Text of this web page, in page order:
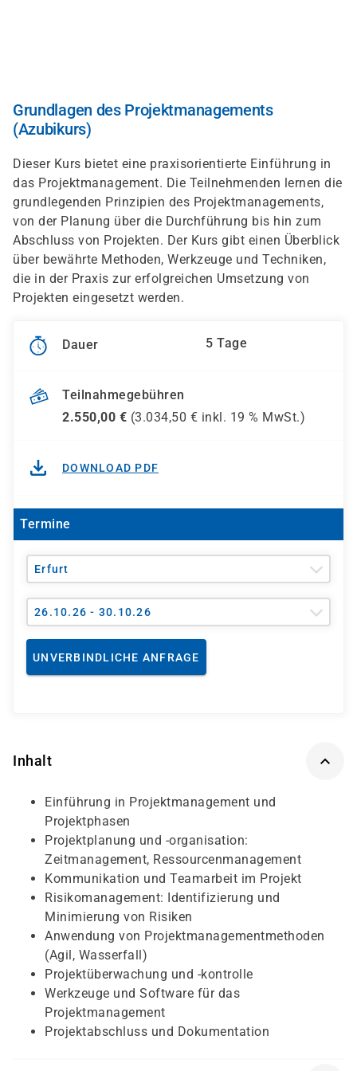
Grundlagen des Projektmanagements
(Azubikurs)
Dieser Kurs bietet eine praxisorientierte Einführung in
das Projektmanagement. Die Teilnehmenden lernen die
grundlegenden Prinzipien des Projektmanagements,
von der Planung über die Durchführung bis hin zum
Abschluss von Projekten. Der Kurs gibt einen Überblick
über bewährte Methoden, Werkzeuge und Techniken,
die in der Praxis zur erfolgreichen Umsetzung von
Projekten eingesetzt werden.
Dauer 5 Tage
Teilnahmegebühren
2.550,00 € (3.034,50 € inkl. 19 % MwSt.)
DOWNLOAD PDF
Termine
Erfurt
26.10.26 - 30.10.26
UNVERBINDLICHE ANFRAGE
Inhalt
Einführung in Projektmanagement und
Projektphasen
Projektplanung und -organisation:
Zeitmanagement, Ressourcenmanagement
Kommunikation und Teamarbeit im Projekt
Risikomanagement: Identifizierung und
Minimierung von Risiken
Anwendung von Projektmanagementmethoden
(Agil, Wasserfall)
Projektüberwachung und -kontrolle
Werkzeuge und Software für das
Projektmanagement
Projektabschluss und Dokumentation